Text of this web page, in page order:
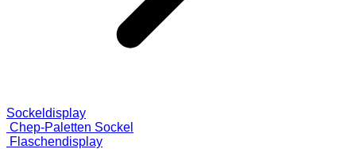
Sockeldisplay
Chep-Paletten Sockel
Flaschendisplay